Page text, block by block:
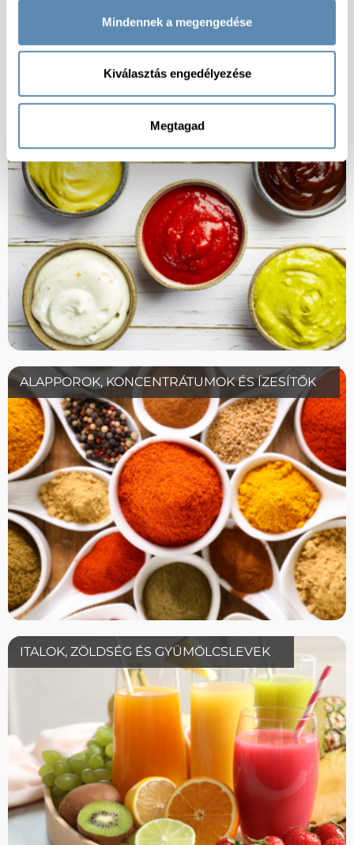
Mindennek a megengedése
Kiválasztás engedélyezése
Megtagad
ALAPPOROK, KONCENTRÁTUMOK ÉS ÍZESÍTŐK
ITALOK, ZÖLDSÉG ÉS GYÜMÖLCSLEVEK